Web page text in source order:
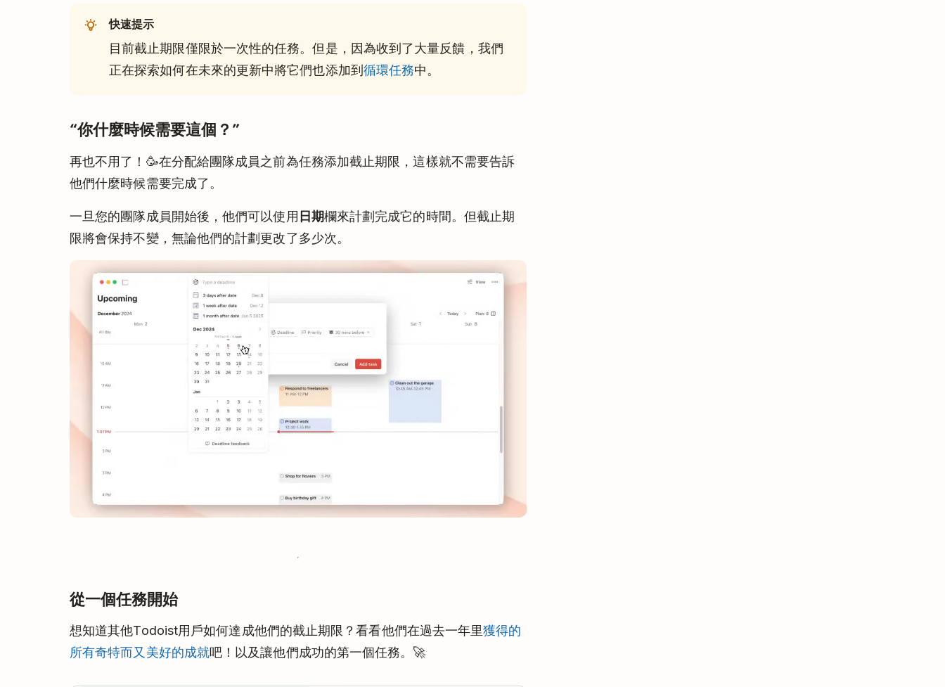
快速提示
目前截止期限僅限於一次性的任務。但是，因為收到了大量反饋，我們
正在探索如何在未來的更新中將它們也添加到循環任務中。
“你什麼時候需要這個？”
再也不用了！🥳在分配給團隊成員之前為任務添加截止期限，這樣就不需要告訴
他們什麼時候需要完成了。
一旦您的團隊成員開始後，他們可以使用 日期欄來計劃完成它的時間。但截止期
限將會保持不變，無論他們的計劃更改了多少次。
從一個任務開始
想知道其他Todoist用戶如何達成他們的截止期限？看看他們在過去一年里獲得的
所有奇特而又美好的成就吧！以及讓他們成功的第一個任務。🚀